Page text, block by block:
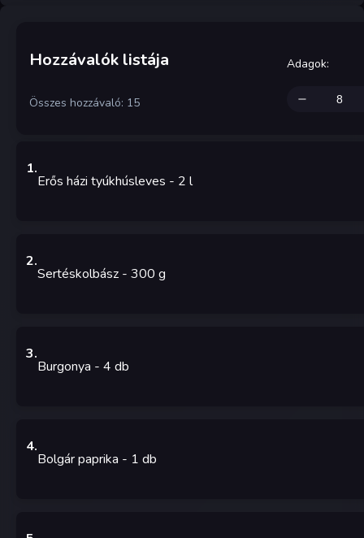
Hozzávalók listája
Összes hozzávaló: 15
Adagok:
1.
Erős házi tyúkhúsleves - 2 l
2.
Sertéskolbász - 300 g
3.
Burgonya - 4 db
4.
Bolgár paprika - 1 db